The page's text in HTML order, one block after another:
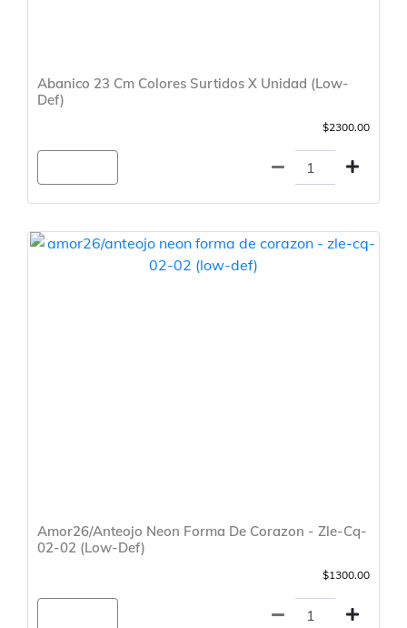
Abanico 23 Cm Colores Surtidos X Unidad (Low-
Def)
$2300.00
Amor26/Anteojo Neon Forma De Corazon - Zle-Cq-
02-02 (Low-Def)
$1300.00